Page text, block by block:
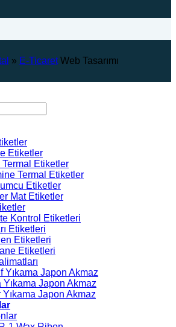
» E-TicaretWeb Tasarımı
Etiketler
Termal Etiketler
Termal Etiketler
Etiketler
Mat Etiketler
Kontrol Etiketleri
Etiketleri
Etiketleri
Etiketleri
Yıkama Japon Akmaz
Yıkama Japon Akmaz
Yıkama Japon Akmaz